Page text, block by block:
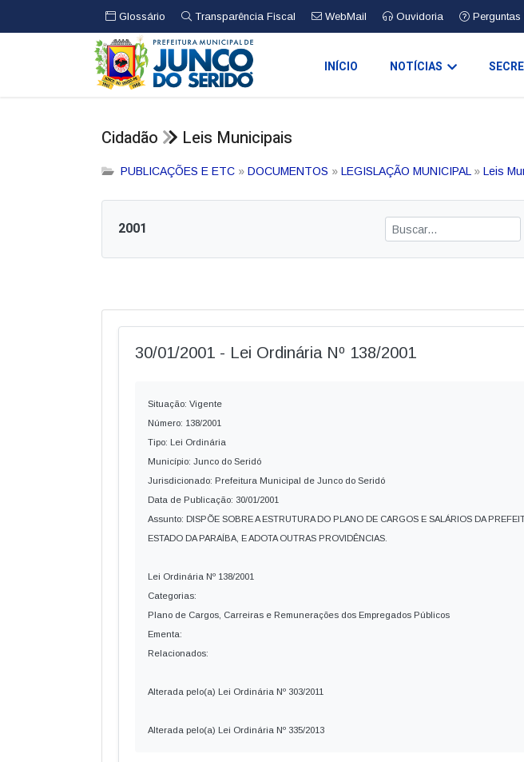
Glossário Transparência Fiscal WebMail Ouvidoria Perguntas
INÍCIO NOTÍCIAS
Cidadão Leis Municipais
PUBLICAÇÕES E ETC » DOCUMENTOS » LEGISLAÇÃO MUNICIPAL » Leis
2001
30/01/2001 - Lei Ordinária Nº 138/2001
Situação: Vigente
Número: 138/2001
Tipo: Lei Ordinária
Município: Junco do Seridó
Jurisdicionado: Prefeitura Municipal de Junco do Seridó
Data de Publicação: 30/01/2001
Assunto: DISPÕE SOBRE A ESTRUTURA DO PLANO DE CARGOS E SALÁRIOS DA
ESTADO DA PARAÍBA, E ADOTA OUTRAS PROVIDÊNCIAS.
Lei Ordinária Nº 138/2001
Categorias:
Plano de Cargos, Carreiras e Remunerações dos Empregados Públicos
Ementa:
Relacionados:
Alterada pelo(a) Lei Ordinária Nº 303/2011
Alterada pelo(a) Lei Ordinária Nº 335/2013